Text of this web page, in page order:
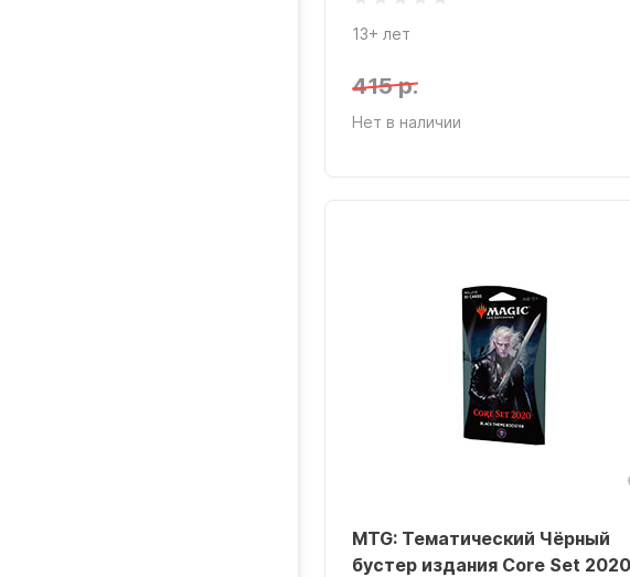
13+ лет
415 р.
Нет в наличии
MTG: Тематический Чёрный
бустер издания Core Set 2020